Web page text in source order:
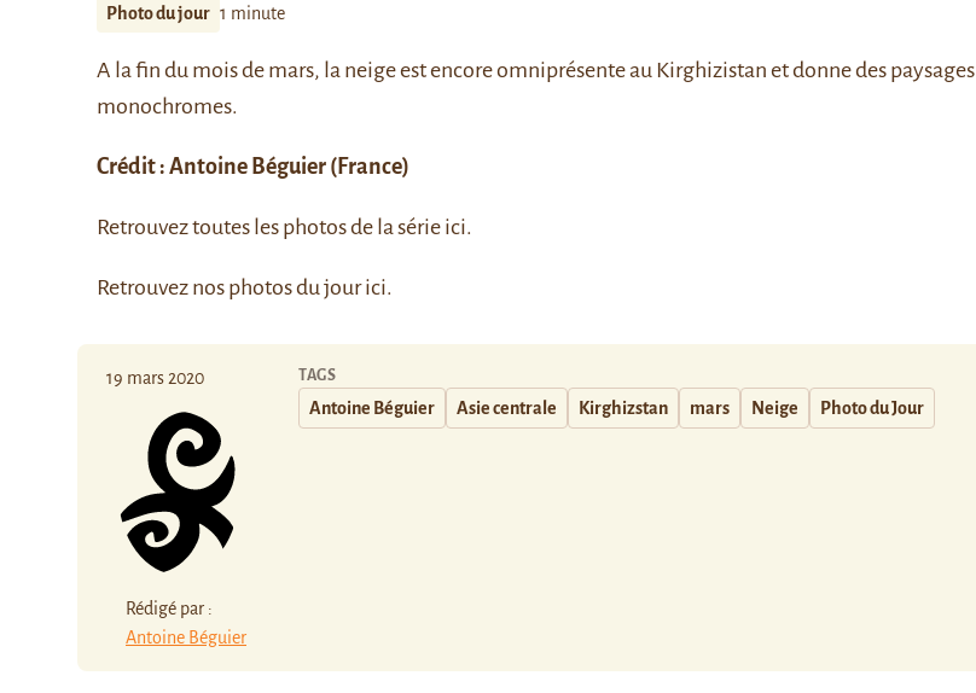
Photo du jour 1 minute
A la fin du mois de mars, la neige est encore omniprésente au Kirghizistan et donne des paysages
monochromes.
Crédit : Antoine Béguier (France)
Retrouvez toutes les photos de la série ici.
Retrouvez nos photos du jourici.
19 mars 2020
Rédigé par :
Antoine Béguier
TAGS
Antoine Béguier Asie centrale Kirghizstan mars Neige Photo du Jour